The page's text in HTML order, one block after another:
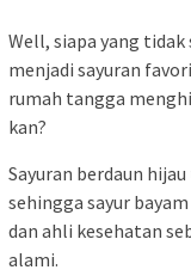
Well, siapa yang tidak
menjadi sayuran
rumah tangga
kan?
Sayuran berdaun
sehingga sayur
dan ahli kesehatan
alami.